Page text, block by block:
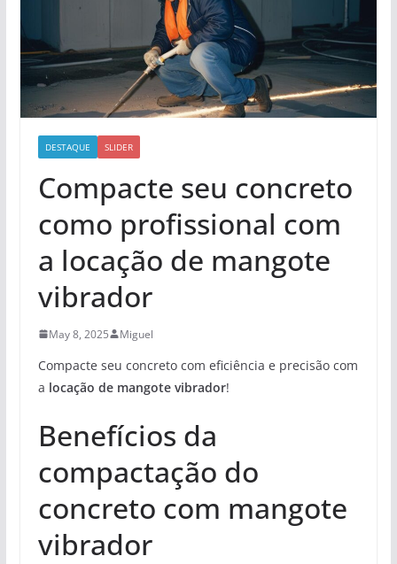
DESTAQUE SLIDER
Compacte seu concreto
como profissional com
a locação de mangote
vibrador
May 8, 2025 Miguel
Compacte seu concreto com eficiência e precisão com
a locação de mangote vibrador!
Benefícios da
compactação do
concreto com mangote
vibrador